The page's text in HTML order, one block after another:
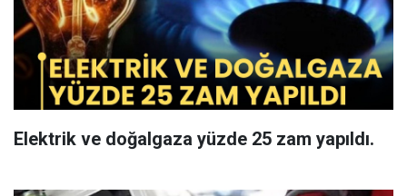
Elektrik ve doğalgaza yüzde 25 zam yapıldı.